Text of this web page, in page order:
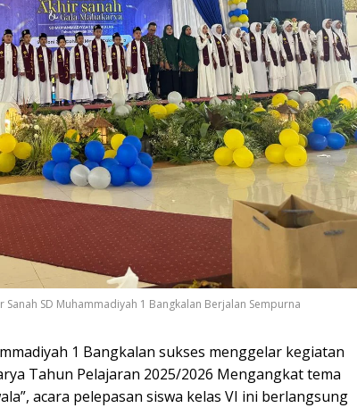
SD Muhammadiyah 1 Bangkalan Berjalan Sempurna
1 Bangkalan sukses menggelar kegiatan
Tahun Pelajaran 2025/2026 Mengangkat tema
acara pelepasan siswa kelas VI ini berlangsung